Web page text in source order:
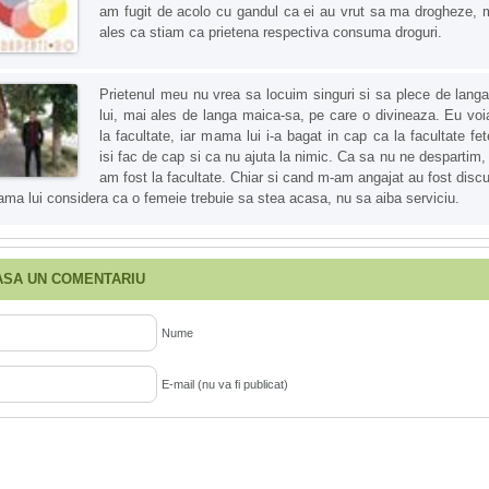
am fugit de acolo cu gandul ca ei au vrut sa ma drogheze,
ales ca stiam ca prietena respectiva consuma droguri.
Prietenul meu nu vrea sa locuim singuri si sa plece de
lui, mai ales de langa maica-sa, pe care o divineaza. Eu
la facultate, iar mama lui i-a bagat in cap ca la facultate
isi fac de cap si ca nu ajuta la nimic. Ca sa nu ne despartim,
am fost la facultate. Chiar si cand m-am angajat au fost
lui considera ca o femeie trebuie sa stea acasa, nu sa aiba serviciu.
UN COMENTARIU
Nume
E-mail (nu va fi publicat)